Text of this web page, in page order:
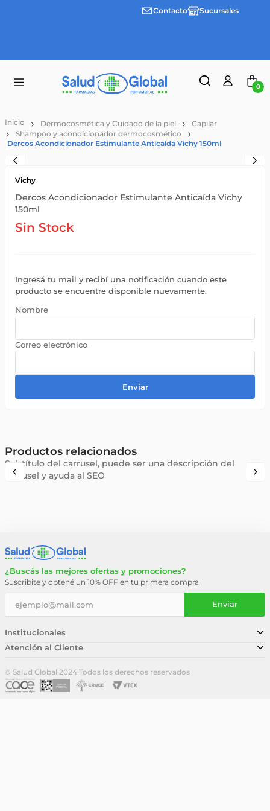
Envíos
3 cuotas Contacto Sucursales
0
Dermocosmética y Cuidado de la piel
Capilar
Shampoo y acondicionador dermocosmético
Dercos Acondicionador Estimulante Anticaída Vichy 150ml
Vichy
Dercos Acondicionador Estimulante Anticaída Vichy
150ml
Sin Stock
Ingresá tu mail y recibí una notificación cuando este
producto se encuentre disponible nuevamente.
Enviar
Productos relacionados
Subtítulo del carrusel, puede ser una descripción del
carrusel y ayuda al SEO
¿Buscás las mejores ofertas y promociones?
Suscribite y obtené un 10% OFF en tu primera compra
Enviar
Institucionales
Conocé nuestra historia
Trabajá con nosotros
Atención al Cliente
© Salud Global 2024·Todos los derechos reservados